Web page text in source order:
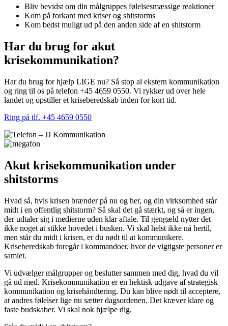
Bliv bevidst om din målgruppes følelsesmæssige reaktioner
Kom på forkant med kriser og shitstorms
Kom bedst muligt ud på den anden side af en shitstorm
Har du brug for akut
krisekommunikation?
Har du brug for hjælp LIGE nu? Så stop al ekstern kommunikation
og ring til os på telefon +45 4659 0550. Vi rykker ud over hele
landet og opstiller et kriseberedskab inden for kort tid.
Ring på tlf. +45 4659 0550
Akut krisekommunikation under
shitstorms
Hvad så, hvis krisen brænder på nu og her, og din virksomhed står
midt i en offentlig shitstorm? Så skal det gå stærkt, og så er ingen,
der udtaler sig i medierne uden klar aftale. Til gengæld nytter det
ikke noget at stikke hovedet i busken. Vi skal helst ikke nå hertil,
men står du midt i krisen, er du nødt til at kommunikere.
Kriseberedskab foregår i kommandoer, hvor de vigtigste personer er
samlet.
Vi udvælger målgrupper og beslutter sammen med dig, hvad du vil
gå ud med. Krisekommunikation er en hektisk udgave af strategisk
kommunikation og krisehåndtering. Du kan blive nødt til acceptere,
at andres følelser lige nu sætter dagsordenen. Det kræver klare og
faste budskaber. Vi skal nok hjælpe dig.